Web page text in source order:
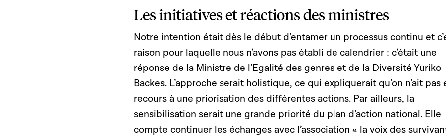
Les initiatives et réactions des ministres
Notre intention était dès le début d’entamer un processus continu et
raison pour laquelle nous n’avons pas établi de calendrier : c’était une
réponse de la Ministre de l’Egalité des genres et de la Diversité Yuriko
Backes. L’approche serait holistique, ce qui expliquerait qu’on n’ait pas
recours à une priorisation des différentes actions. Par ailleurs, la
sensibilisation serait une grande priorité du plan d’action national. Elle
compte continuer les échanges avec l’association « la voix des